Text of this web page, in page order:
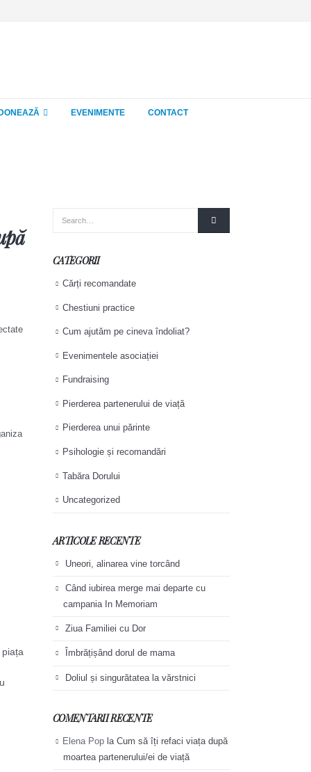
DONEAZĂ EVENIMENTE CONTACT
CATEGORII
Cărți recomandate
Chestiuni practice
Cum ajutăm pe cineva îndoliat?
Evenimentele asociației
Fundraising
Pierderea partenerului de viață
Pierderea unui părinte
Psihologie și recomandări
Tabăra Dorului
Uncategorized
ARTICOLE RECENTE
Uneori, alinarea vine torcând
Când iubirea merge mai departe cu
campania In Memoriam
Ziua Familiei cu Dor
Îmbrățișând dorul de mama
Doliul și singurătatea la vărstnici
COMENTARII RECENTE
Elena Pop la Cum să îți refaci viața după
moartea partenerului/ei de viață